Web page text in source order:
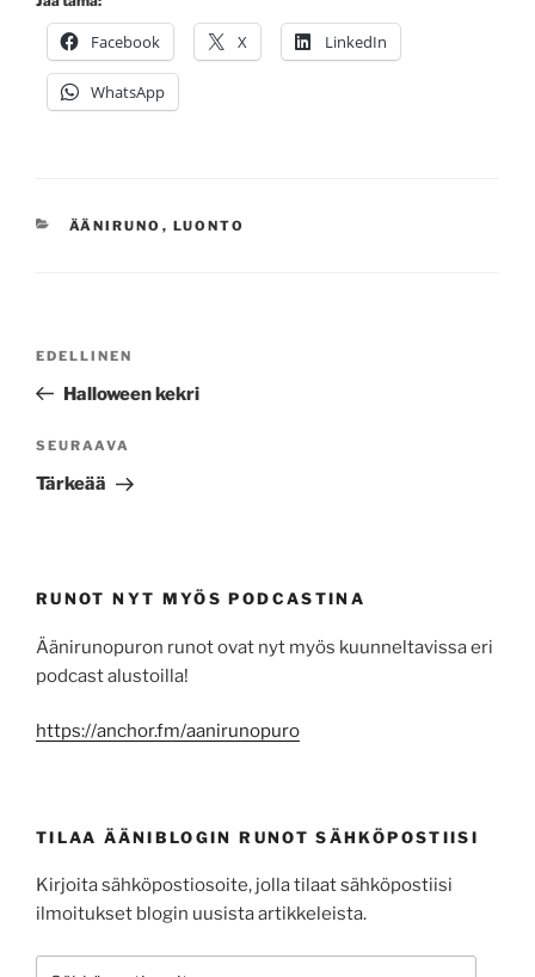
Facebook X LinkedIn
WhatsApp
KATEGORIAT
ÄÄNIRUNO , LUONTO
Edellinen
artikkeli
EDELLINEN
Halloween kekri
Seuraava
artikkeli
SEURAAVA
Tärkeää
RUNOT NYT MYÖS PODCASTINA
Äänirunopuron runot ovat nyt myös kuunneltavissa eri
podcast alustoilla!
https://anchor.fm/aanirunopuro
TILAA ÄÄNIBLOGIN RUNOT SÄHKÖPOSTIISI
Kirjoita sähköpostiosoite, jolla tilaat sähköpostiisi
ilmoitukset blogin uusista artikkeleista.